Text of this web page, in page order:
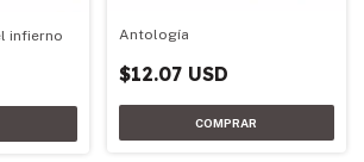
infierno Antología
$12.07 USD